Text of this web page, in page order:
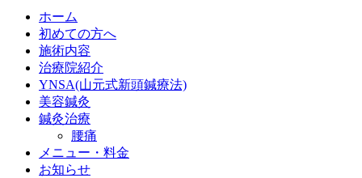
ホーム
初めての方へ
施術内容
治療院紹介
YNSA(山元式新頭鍼療法)
美容鍼灸
鍼灸治療
腰痛
メニュー・料金
お知らせ